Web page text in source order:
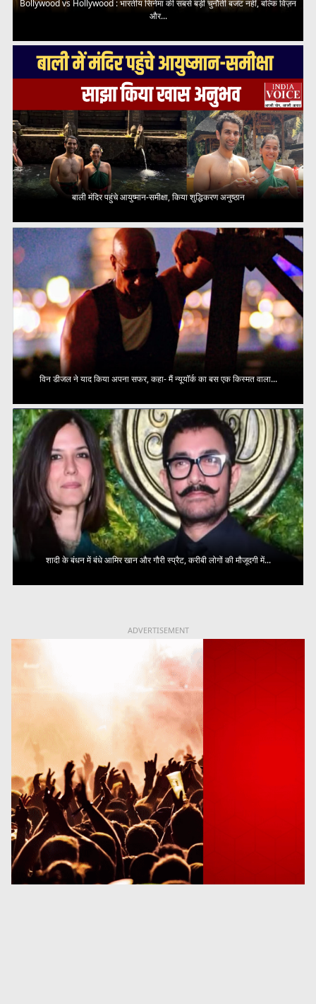
Bollywood vs Hollywood : भारतीय सिनेमा की सबसे बड़ी चुनौती बजट नहीं, बल्कि विज़न
और...
बाली मंदिर पहुंचे आयुष्मान-समीक्षा, किया शुद्धिकरण अनुष्ठान
विन डीजल ने याद किया अपना सफर, कहा- मैं न्यूयॉर्क का बस एक किस्मत वाला...
शादी के बंधन में बंधे आमिर खान और गौरी स्प्रैट, करीबी लोगों की मौजूदगी में...
ADVERTISEMENT